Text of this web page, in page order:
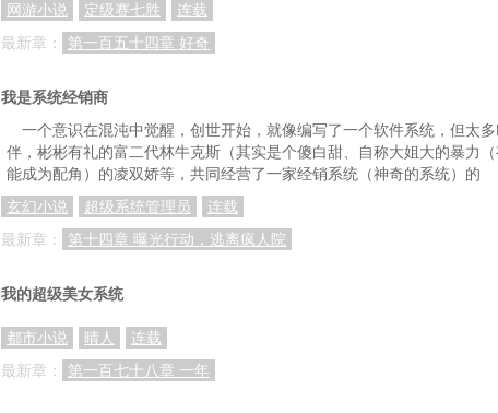
网游小说 定级赛七胜
连载
最新章：
第一百五十四章 好奇
我是系统经销商
一个意识在混沌中觉醒，创世开始，就像编写了一个软件系统，但太
伴，彬彬有礼的富二代林牛克斯（其实是个傻白甜、自称大姐大的暴力
能成为配角）的凌双娇等，共同经营了一家经销系统（神奇的系统）的
玄幻小说
超级系统管理员
连载
最新章：
第十四章 曝光行动，逃离疯人院
我的超级美女系统
都市小说 晴人
连载
最新章：
第一百七十八章 一年